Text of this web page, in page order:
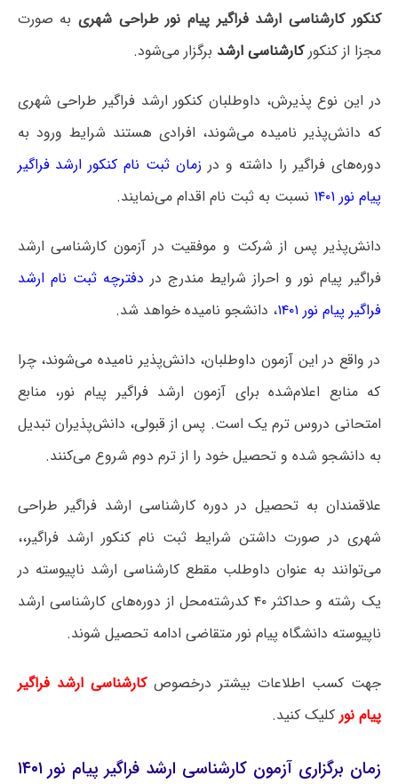
کنکور کارشناسی ارشد فراگیر پیام نور طراحی شهری به صورت
مجزا از کنکورکارشناسی ارشد برگزار می‌شود.
در این نوع پذیرش، داوطلبان کنکور ارشد فراگیر طراحی شهری
که دانش‌پذیر نامیده می‌شوند، افرادی هستند شرایط ورود به
دوره‌های فراگیر را داشته و در زمان ثبت نام کنکور ارشد فراگیر
پیام نور ۱۴۰۱
نسبت به ثبت نام اقدام می‌نمایند.
دانش‌پذیر پس از شرکت و موفقیت در آزمون کارشناسی ارشد
فراگیر پیام نور و احراز شرایط مندرج در دفترچه ثبت نام ارشد
فراگیر پیام نور ۱۴۰۱
، دانشجو نامیده خواهد شد.
در واقع در این آزمون داوطلبان، دانش‌پذیر نامیده می‌شوند، چرا
که منابع اعلام‌شده برای آزمون ارشد فراگیر پیام نور، منابع
امتحانی دروس ترم یک است. پس از قبولی، دانش‌پذیران تبدیل
به دانشجو شده و تحصیل خود را از ترم دوم شروع می‌کنند.
علاقمندان به تحصیل در دوره کارشناسی ارشد فراگیر طراحی
شهری در صورت داشتن شرایط ثبت نام کنکور ارشد فراگیر،،
می‌توانند به عنوان داوطلب مقطع کارشناسی ارشد ناپیوسته در
یک رشته و حداکثر ۴۰ کدرشته‌محل از دوره‌های کارشناسی ارشد
ناپیوسته دانشگاه پیام نور متقاضی ادامه تحصیل شوند.
جهت کسب اطلاعات بیشتر درخصوص کارشناسی ارشد فراگیر
پیام نورکلیک کنید.
زمان برگزاری آزمون کارشناسی ارشد فراگیر پیام نور ۱۴۰۱